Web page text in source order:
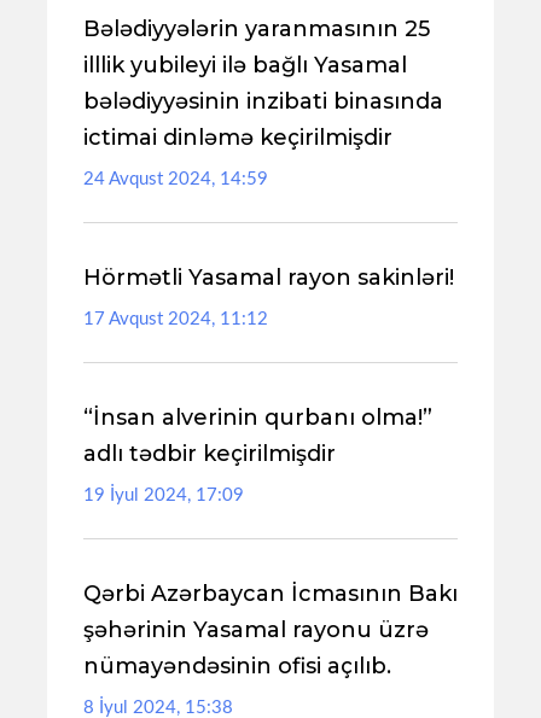
Bələdiyyələrin yaranmasının 25
illlik yubileyi ilə bağlı Yasamal
bələdiyyəsinin inzibati binasında
ictimai dinləmə keçirilmişdir
24 Avqust 2024, 14:59
Hörmətli Yasamal rayon sakinləri!
17 Avqust 2024, 11:12
“İnsan alverinin qurbanı olma!”
adlı tədbir keçirilmişdir
19 İyul 2024, 17:09
Qərbi Azərbaycan İcmasının Bakı
şəhərinin Yasamal rayonu üzrə
nümayəndəsinin ofisi açılıb.
8 İyul 2024, 15:38